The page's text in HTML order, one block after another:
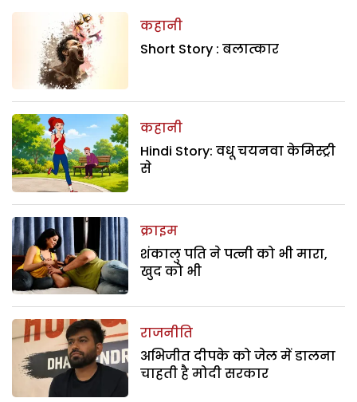
कहानी
Short Story : बलात्कार
कहानी
Hindi Story: वधू चयनवा केमिस्ट्री
से
क्राइम
शंकालु पति ने पत्नी को भी मारा,
खुद को भी
राजनीति
अभिजीत दीपके को जेल में डालना
चाहती है मोदी सरकार